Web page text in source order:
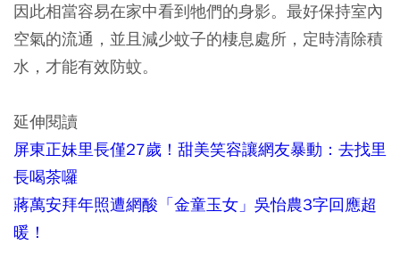
因此相當容易在家中看到牠們的身影。最好保持室內
空氣的流通，並且減少蚊子的棲息處所，定時清除積
水，才能有效防蚊。
延伸閱讀
屏東正妹里長僅27歲！甜美笑容讓網友暴動：去找里
長喝茶囉
蔣萬安拜年照遭網酸「金童玉女」吳怡農3字回應超
暖！